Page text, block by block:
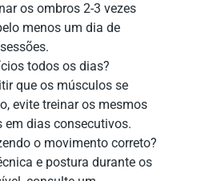
os ombros 2-3 vezes
menos um dia de
todos os dias?
que os músculos se
evite treinar os mesmos
em dias consecutivos.
o movimento correto?
e postura durante os